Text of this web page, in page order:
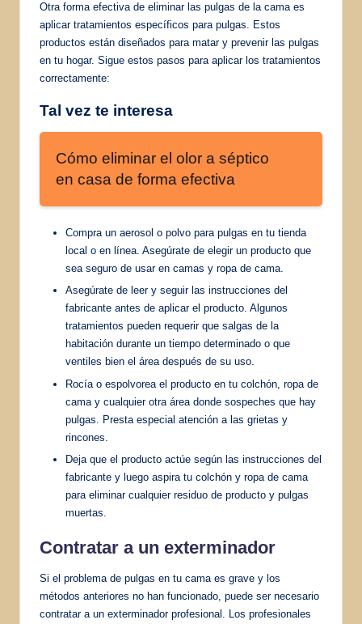
Otra forma efectiva de eliminar las pulgas de la cama es
aplicar tratamientos específicos para pulgas. Estos
productos están diseñados para matar y prevenir las pulgas
en tu hogar. Sigue estos pasos para aplicar los tratamientos
correctamente:
Tal vez te interesa
Cómo eliminar el olor a séptico
en casa de forma efectiva
Compra un aerosol o polvo para pulgas en tu tienda
local o en línea. Asegúrate de elegir un producto que
sea seguro de usar en camas y ropa de cama.
Asegúrate de leer y seguir las instrucciones del
fabricante antes de aplicar el producto. Algunos
tratamientos pueden requerir que salgas de la
habitación durante un tiempo determinado o que
ventiles bien el área después de su uso.
Rocía o espolvorea el producto en tu colchón, ropa de
cama y cualquier otra área donde sospeches que hay
pulgas. Presta especial atención a las grietas y
rincones.
Deja que el producto actúe según las instrucciones del
fabricante y luego aspira tu colchón y ropa de cama
para eliminar cualquier residuo de producto y pulgas
muertas.
Contratar a un exterminador
Si el problema de pulgas en tu cama es grave y los
métodos anteriores no han funcionado, puede ser necesario
contratar a un exterminador profesional. Los profesionales